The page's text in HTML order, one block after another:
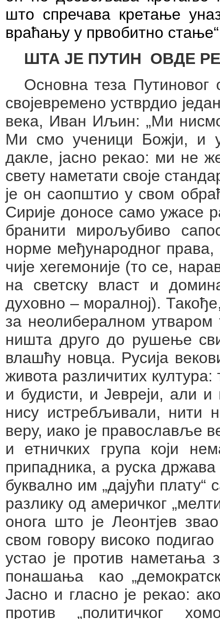
што спречава кретање
враћању у првобитно
ШТА ЈЕ ПУТИН ОВДЕ
Основна теза Путиновог
својевремено устврдио
века, Иван Иљин: „Ми
Ми смо ученици Божји, и
дакле, јасно рекао: ми не
свету наметати своје
је он саопштио у свом
Сирије доносе само ужасе
бранити мирољубиво
норме међународног
чије хегемоније (то се,
на светску власт и
духовно – моралној).
за неолибералном утваром
ништа друго до рушење
влашћу новца. Русија
живота различитих
и будисти, и Јевреји, али
нису истребљивали, нити
веру, иако је православље
и етничких група који
припадника, а руска
буквално им „дајући плату“
разлику од америчког
онога што је Леонтјев
свом говору високо
устао је против наметања
понашања
као
Јасно и гласно је рекао:
против „политичког